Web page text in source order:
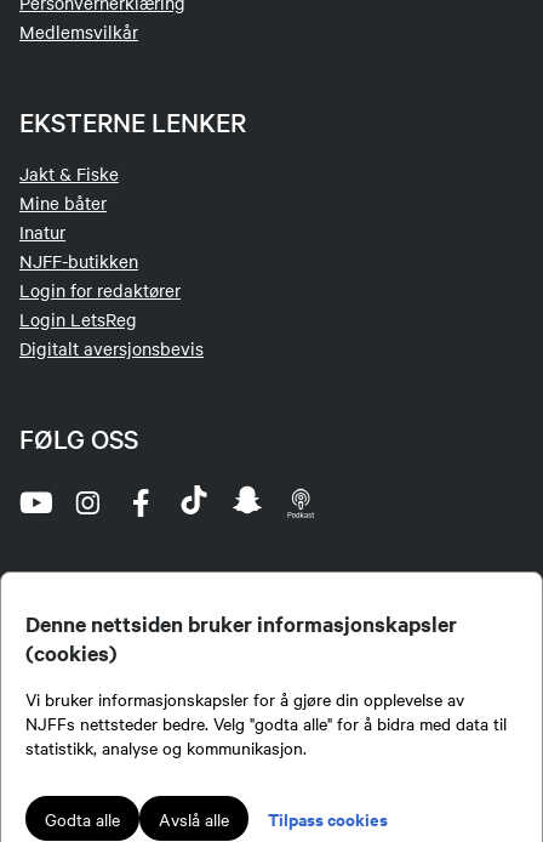
Denne nettsiden bruker informasjonskapsler
(cookies)
Vi bruker informasjonskapsler for å gjøre din opplevelse av
NJFFs nettsteder bedre. Velg "godta alle" for å bidra med data til
statistikk, analyse og kommunikasjon.
Godta alle Avslå alle Tilpass cookies
Medlemsvilkår
EKSTERNE LENKER
Jakt & Fiske
Mine båter
Inatur
NJFF-butikken
Login for redaktører
Login LetsReg
Digitalt aversjonsbevis
FØLG OSS
jegere og sportsfiskere og et av de viktigste miljøene for formidling av kunnskap om jakt og
fiske i Norge. Vi er en partipolitisk nøytral organisasjon, men har et sterkt jakt-, fiske-, og
naturpolitisk engasjement i mange saker.
Lokalforeninger tilsluttet Norges Jeger- og Fiskerforbund har ansvar for innhold de
publiserer på njff.no.